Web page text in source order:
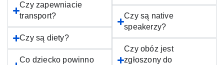
Czy zapewniacie
transport?
Czy są diety?
Co dziecko powinno
Czy są native
speakerzy?
Czy obóz jest
zgłoszony do